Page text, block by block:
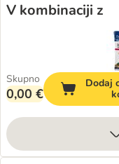
V kombinaciji z
Skupno
0,00 €
Dodaj